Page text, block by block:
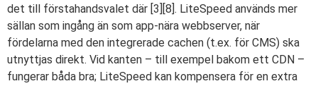
det till förstahandsvalet där [3][8]. LiteSpeed används mer
sällan som ingång än som app-nära webbserver, när
fördelarna med den integrerade cachen (t.ex. för CMS) ska
utnyttjas direkt. Vid kanten – till exempel bakom ett CDN –
fungerar båda bra; LiteSpeed kan kompensera för en extra